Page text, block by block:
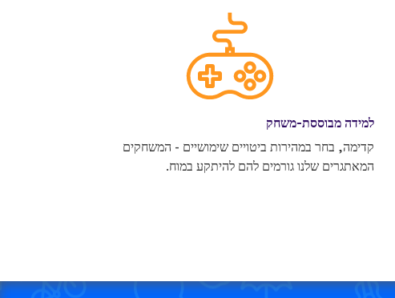
למידה מבוססת-משחק
קדימה, בחר במהירות ביטויים שימושיים - המשחקים
המאתגרים שלנו גורמים להם להיתקע במוח.